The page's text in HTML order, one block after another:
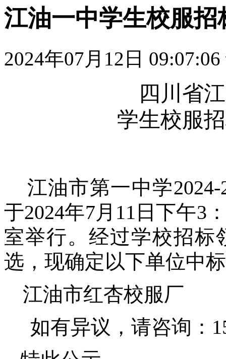
江油一中学生校服
2024年07月12日 09:07:06
四川省
学生校服
江油市第一中学
于2024年7月 11 日下午3
室举行。经过学校招标
选，现确定以下单位中
江油市红杏校服厂
如有异议，请咨询： 1